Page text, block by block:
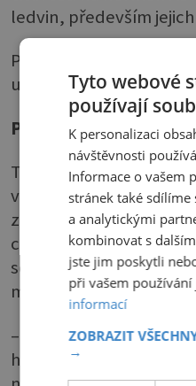
ledvin, především
Proto je tak důležité
u nadměrné žíznivosti
Poruchy minerálů
Také rozkolísané
vyvolat nadměrnou
zažíváme po hodně
centrum v mozku
sodíku v krvi. Větší
minerály, které smysly
– Nedostatek draslíku
hlavně při nevhodném
Tyto webové
používají
K personalizaci
návštěvnosti
Informace o vašem
stránek také
a analytickými
kombinovat s
jste jim poskytli
při vašem
informací
ZOBRAZIT
→